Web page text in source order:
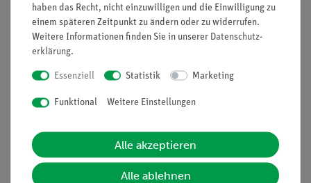
Informationen
Unternehmen
Projekte und Lösungen
Presse
Hinweisgeberschutz
Service
Beratung & Showroom
Inventarisierungs- &
Inbetriebnahme & Schulungen
Kundendienst
haben das Recht, nicht einzuwilligen und die Einwilligung zu
einem späteren Zeitpunkt zu ändern oder zu widerrufen.
Weitere Informationen finden Sie in unserer Daten­schutz­
erklärung.
Essenziell Statistik Marketing
Funktional Weitere Einstellungen
Alle akzeptieren
Alle ablehnen